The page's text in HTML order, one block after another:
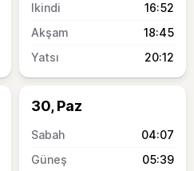
16:52
18:45
20:12
30, Paz
04:07
05:39